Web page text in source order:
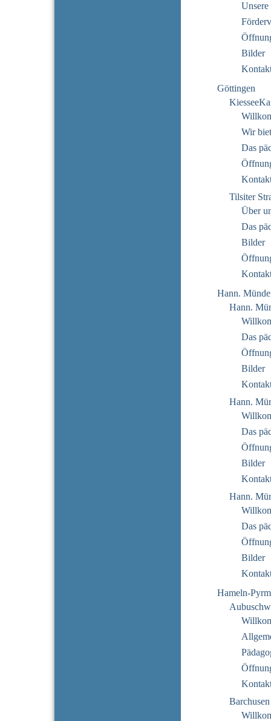
Unsere
Bilder
Göttingen
Wir
Das
Tilsiter
Über
Das
Bilder
Hann.
Hann.
Das
Bilder
Hann.
Das
Bilder
Hann.
Das
Bilder
Hameln-
Barchusen